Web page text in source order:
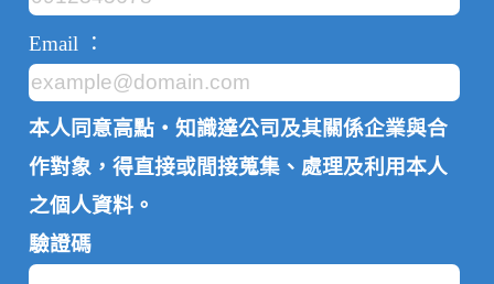
Email ：
本人同意高點‧知識達公司及其關係企業與合
作對象，得直接或間接蒐集、處理及利用本人
之個人資料。
驗證碼